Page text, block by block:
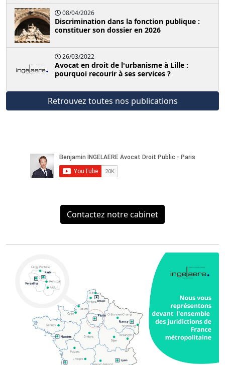
08/04/2026
Discrimination dans la fonction publique :
constituer son dossier en 2026
26/03/2022
Avocat en droit de l'urbanisme à Lille :
pourquoi recourir à ses services ?
Retrouvez toutes nos publications
Contactez notre cabinet